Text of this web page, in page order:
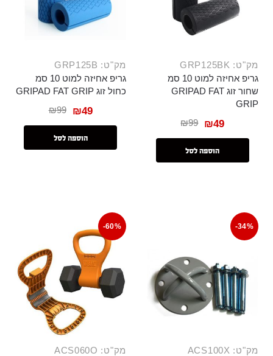
מק"ט: GRP125BK
גריפ אחיזה למוט 10 סמ
שחור זוג GRIPAD FAT
GRIP
₪99 ₪49
הוספה לסל
מק"ט: GRP125B
גריפ אחיזה למוט 10 סמ
כחול זוג GRIPAD FAT GRIP
₪99 ₪49
הוספה לסל
-34%
מק"ט: ACS100X
-60%
מק"ט: ACS060O